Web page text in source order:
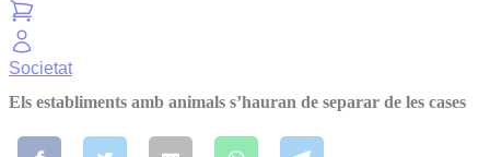
Societat
Els establiments amb animals s’hauran de separar de les cases